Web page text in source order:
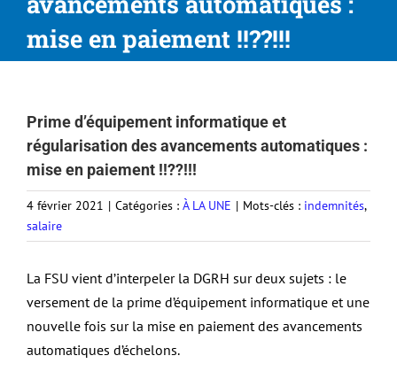
mise en paiement !!??!!!
Prime d’équipement informatique et
régularisation des avancements automatiques :
mise en paiement !!??!!!
4 février 2021 | Catégories : À LA UNE | Mots-clés : indemnités,
salaire
La FSU vient d’interpeler la DGRH sur deux sujets : le
versement de la prime d’équipement informatique et une
nouvelle fois sur la mise en paiement des avancements
automatiques d’échelons.